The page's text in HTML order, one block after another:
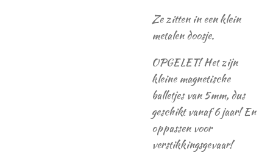
Ze zitten in een klein
metalen doosje.
OPGELET! Het zijn
kleine magnetische
balletjes van 5mm, dus
geschikt vanaf 6 jaar! En
oppassen voor
verstikkingsgevaar!